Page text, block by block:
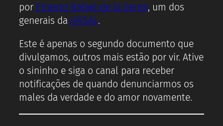
por Ernesto Rafael de la Serna, um dos
generais da URSAL.
Este é apenas o segundo documento que
divulgamos, outros mais estão por vir. Ative
o sininho e siga o canal para receber
notificações de quando denunciarmos os
males da verdade e do amor novamente.